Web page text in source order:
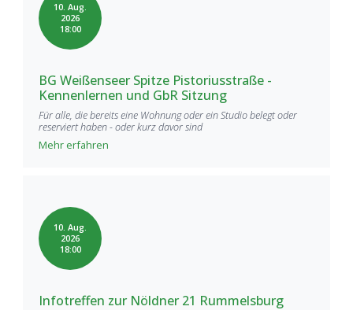
10. Aug.
2026
18:00
BG Weißenseer Spitze Pistoriusstraße -
Kennenlernen und GbR Sitzung
Für alle, die bereits eine Wohnung oder ein Studio belegt oder
reserviert haben - oder kurz davor sind
Mehr erfahren
10. Aug.
2026
18:00
Infotreffen zur Nöldner 21 Rummelsburg